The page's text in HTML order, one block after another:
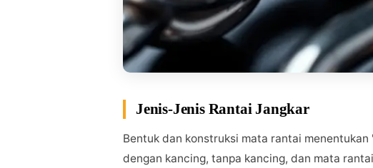
Jenis-Jenis Rantai Jangkar
Bentuk dan konstruksi mata rantai
dengan kancing, tanpa kancing, dan mata